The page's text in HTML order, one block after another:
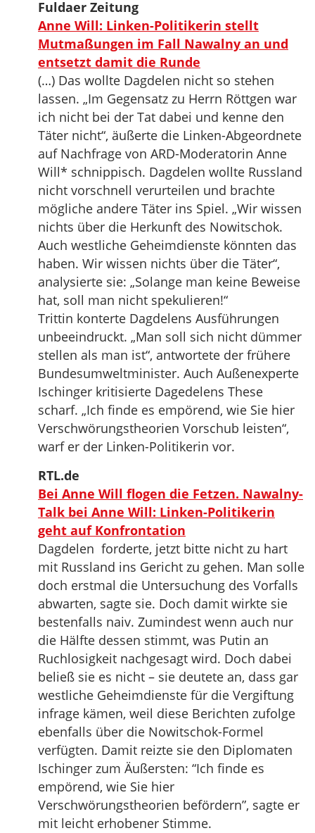
Fuldaer Zeitung
Anne Will: Linken-Politikerin stellt
Mutmaßungen im Fall Nawalny an und
entsetzt damit die Runde
(…) Das wollte Dagdelen nicht so stehen
lassen. „Im Gegensatz zu Herrn Röttgen war
ich nicht bei der Tat dabei und kenne den
Täter nicht“, äußerte die Linken-Abgeordnete
auf Nachfrage von ARD-Moderatorin Anne
Will* schnippisch. Dagdelen wollte Russland
nicht vorschnell verurteilen und brachte
mögliche andere Täter ins Spiel. „Wir wissen
nichts über die Herkunft des Nowitschok.
Auch westliche Geheimdienste könnten das
haben. Wir wissen nichts über die Täter“,
analysierte sie: „Solange man keine Beweise
hat, soll man nicht spekulieren!“
Trittin konterte Dagdelens Ausführungen
unbeeindruckt. „Man soll sich nicht dümmer
stellen als man ist“, antwortete der frühere
Bundesumweltminister. Auch Außenexperte
Ischinger kritisierte Dagedelens These
scharf. „Ich finde es empörend, wie Sie hier
Verschwörungstheorien Vorschub leisten“,
warf er der Linken-Politikerin vor.
RTL.de
Bei Anne Will flogen die Fetzen. Nawalny-
Talk bei Anne Will: Linken-Politikerin
geht auf Konfrontation
Dagdelen forderte, jetzt bitte nicht zu hart
mit Russland ins Gericht zu gehen. Man solle
doch erstmal die Untersuchung des Vorfalls
abwarten, sagte sie. Doch damit wirkte sie
bestenfalls naiv. Zumindest wenn auch nur
die Hälfte dessen stimmt, was Putin an
Ruchlosigkeit nachgesagt wird. Doch dabei
beließ sie es nicht – sie deutete an, dass gar
westliche Geheimdienste für die Vergiftung
infrage kämen, weil diese Berichten zufolge
ebenfalls über die Nowitschok-Formel
verfügten. Damit reizte sie den Diplomaten
Ischinger zum Äußersten: “Ich finde es
empörend, wie Sie hier
Verschwörungstheorien befördern”, sagte er
mit leicht erhobener Stimme.